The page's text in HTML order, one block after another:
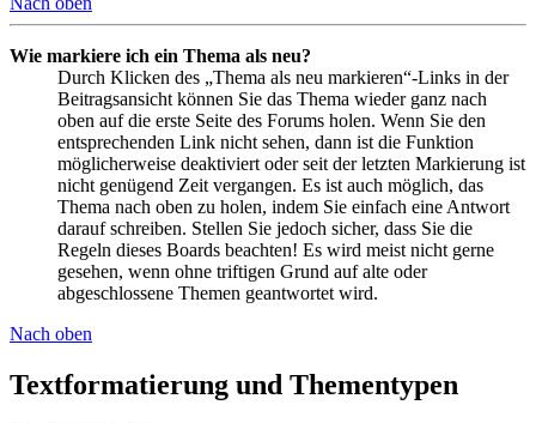
Wie markiere ich ein Thema als neu?
Durch Klicken des „Thema als neu markieren“-Links in der
Beitragsansicht können Sie das Thema wieder ganz nach
oben auf die erste Seite des Forums holen. Wenn Sie den
entsprechenden Link nicht sehen, dann ist die Funktion
möglicherweise deaktiviert oder seit der letzten Markierung ist
nicht genügend Zeit vergangen. Es ist auch möglich, das
Thema nach oben zu holen, indem Sie einfach eine Antwort
darauf schreiben. Stellen Sie jedoch sicher, dass Sie die
Regeln dieses Boards beachten! Es wird meist nicht gerne
gesehen, wenn ohne triftigen Grund auf alte oder
abgeschlossene Themen geantwortet wird.
Nach oben
Textformatierung und Thementypen